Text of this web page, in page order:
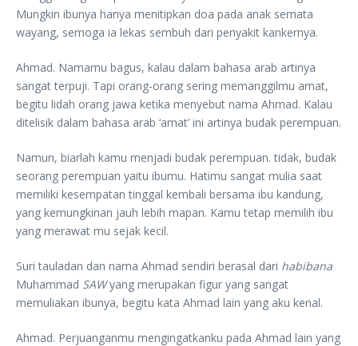
Mungkin ibunya hanya menitipkan doa pada anak semata
wayang, semoga ia lekas sembuh dari penyakit kankernya.
Ahmad. Namamu bagus, kalau dalam bahasa arab artinya
sangat terpuji. Tapi orang-orang sering memanggilmu amat,
begitu lidah orang jawa ketika menyebut nama Ahmad. Kalau
ditelisik dalam bahasa arab ‘amat’ ini artinya budak perempuan.
Namun, biarlah kamu menjadi budak perempuan. tidak, budak
seorang perempuan yaitu ibumu. Hatimu sangat mulia saat
memiliki kesempatan tinggal kembali bersama ibu kandung,
yang kemungkinan jauh lebih mapan. Kamu tetap memilih ibu
yang merawat mu sejak kecil.
Suri tauladan dan nama Ahmad sendiri berasal dari habibana
Muhammad SAWyang merupakan figur yang sangat
memuliakan ibunya, begitu kata Ahmad lain yang aku kenal.
Ahmad. Perjuanganmu mengingatkanku pada Ahmad lain yang